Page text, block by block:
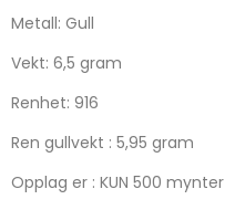
Metall: Gull
Vekt: 6,5 gram
Renhet: 916
Ren gullvekt : 5,95 gram
Opplag er : KUN 500 mynter